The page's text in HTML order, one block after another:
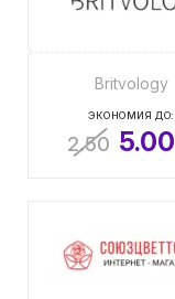
Britvology
ЭКОНОМИЯ ДО:
2.50 5.00